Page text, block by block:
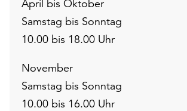
April bis Oktober
Samstag bis Sonntag
10.00 bis 18.00 Uhr
November
Samstag bis Sonntag
10.00 bis 16.00 Uhr